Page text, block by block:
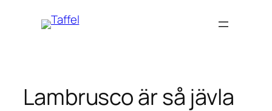
Lambrusco är så jävla